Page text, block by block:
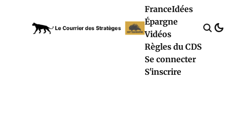
FranceIdées
Épargne
Vidéos
Règles du CDS
Se connecter
S'inscrire